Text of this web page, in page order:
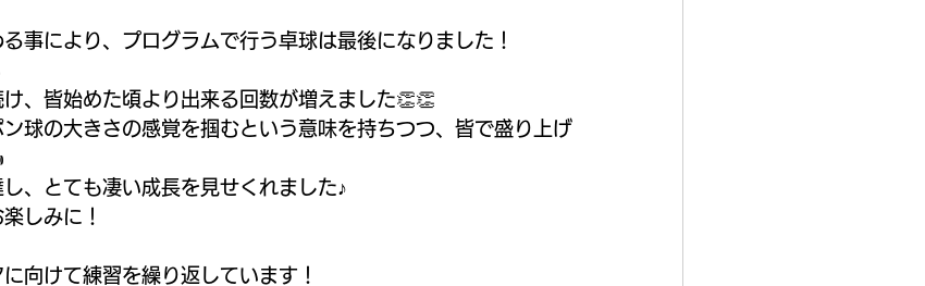
事により、プログラムで行う卓球は最後になりました！
、皆始めた頃より出来る回数が増えました👏👏
球の大きさの感覚を掴むという意味を持ちつつ、皆で盛り上げ
、とても凄い成長を見せくれました♪
しみに！
向けて練習を繰り返しています！